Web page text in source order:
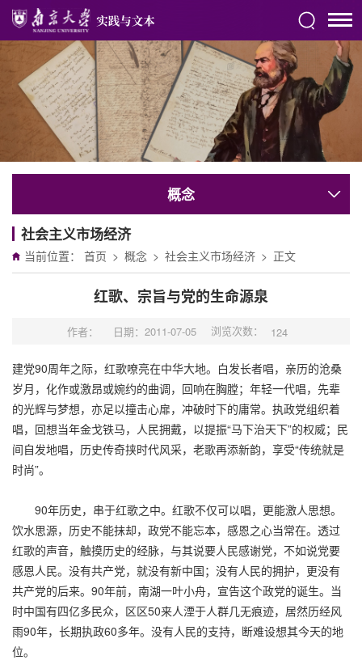
概念
社会主义市场经济
当前位置： 首页 > 概念 > 社会主义市场经济 > 正文
红歌、宗旨与党的生命源泉
作者： 日期：2011-07-05 浏览次数： 124
建党90周年之际，红歌嘹亮在中华大地。白发长者唱，亲历的沧桑
岁月，化作或激昂或婉约的曲调，回响在胸膛；年轻一代唱，先辈
的光辉与梦想，亦足以撞击心扉，冲破时下的庸常。执政党组织着
唱，回想当年金戈铁马，人民拥戴，以提振“马下治天下”的权威；民
间自发地唱，历史传奇挟时代风采，老歌再添新韵，享受“传统就是
时尚”。
90年历史，串于红歌之中。红歌不仅可以唱，更能激人思想。
饮水思源，历史不能抹却，政党不能忘本，感恩之心当常在。透过
红歌的声音，触摸历史的经脉，与其说要人民感谢党，不如说党要
感恩人民。没有共产党，就没有新中国；没有人民的拥护，更没有
共产党的后来。90年前，南湖一叶小舟，宣告这个政党的诞生。当
时中国有四亿多民众，区区50来人湮于人群几无痕迹，居然历经风
雨90年，长期执政60多年。没有人民的支持，断难设想其今天的地
位。